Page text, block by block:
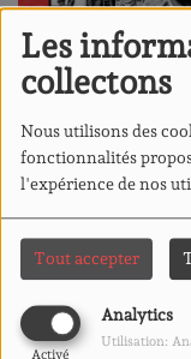
Les
collectons
Nous utilisons des
fonctionnalités
l'expérience de nos
Tout accepter
Analytics
Activé
Utilisation:
Histoire de la
électronique - La
playlist du